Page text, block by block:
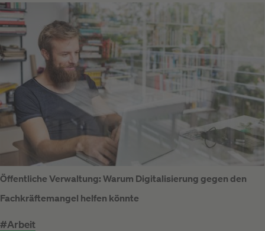
Öffentliche Verwaltung: Warum Digitalisierung gegen den
Fachkräftemangel helfen könnte
#Arbeit